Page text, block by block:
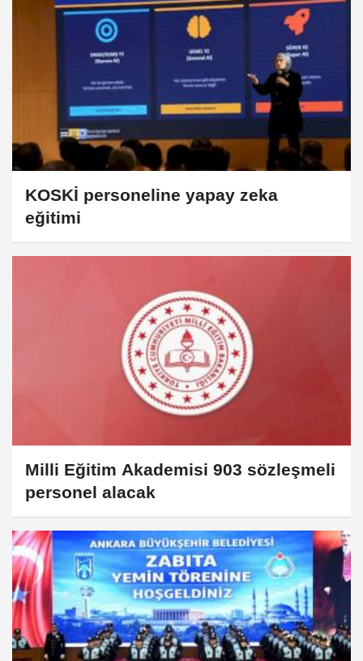
KOSKİ personeline yapay zeka
eğitimi
Milli Eğitim Akademisi 903 sözleşmeli
personel alacak